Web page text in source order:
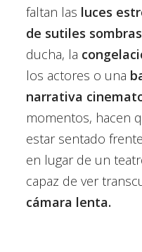
faltan las luces
de sutiles sombras
ducha, la
los actores o una
narrativa
momentos, hacen
estar sentado
en lugar de un
capaz de ver
cámara lenta.